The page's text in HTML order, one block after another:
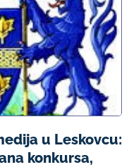
u Leskovcu:
konkursa,